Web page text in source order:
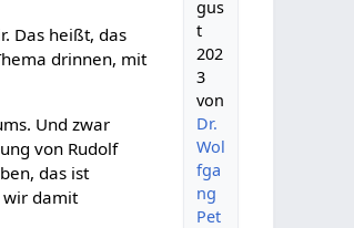
gus
t
202
3
von
Dr.
Wol
fga
ng
Pet
Das heißt, das
drinnen, mit
Und zwar
von Rudolf
das ist
wir damit